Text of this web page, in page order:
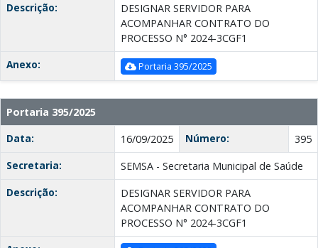
Descrição:
DESIGNAR SERVIDOR PARA
ACOMPANHAR CONTRATO DO
PROCESSO N° 2024-3CGF1
Anexo:
Portaria 395/2025
Portaria 395/2025
Data:
16/09/2025 Número:
395
Secretaria:
SEMSA - Secretaria Municipal de Saúde
Descrição:
DESIGNAR SERVIDOR PARA
ACOMPANHAR CONTRATO DO
PROCESSO N° 2024-3CGF1